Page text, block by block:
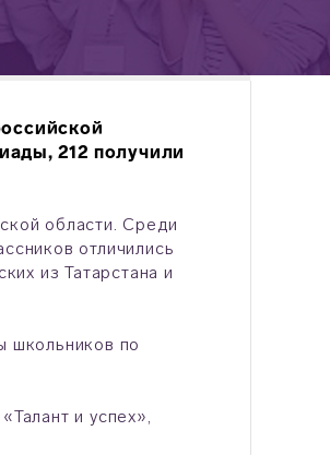
212 получили
области. Среди
отличились
из Татарстана и
школьников по
и успех»,